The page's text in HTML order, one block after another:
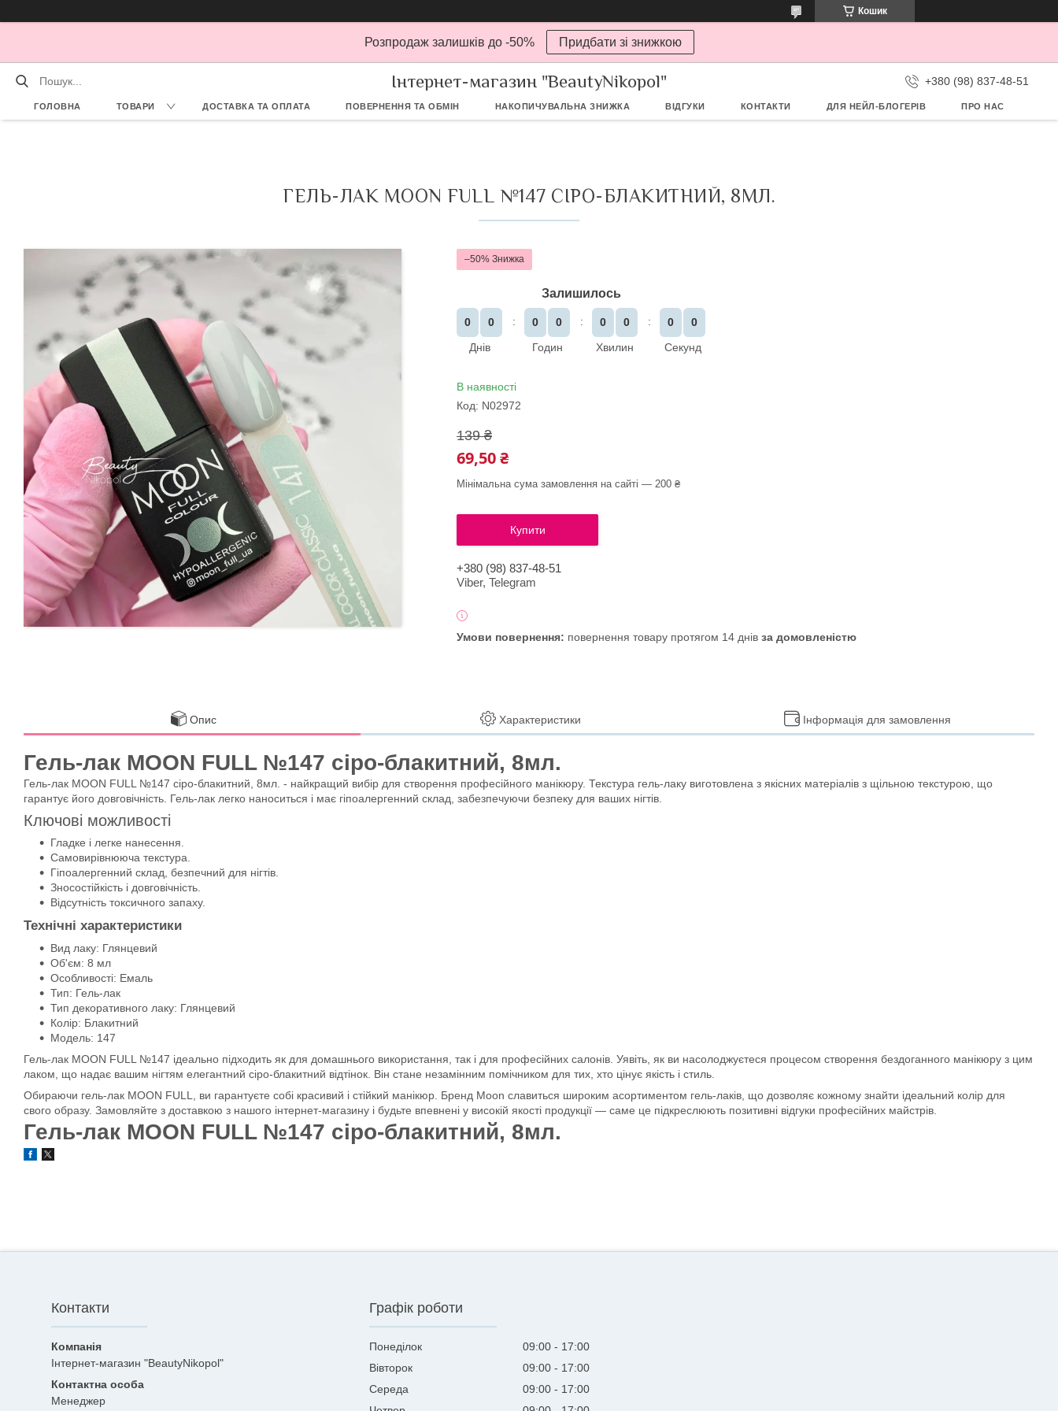
Кошик
Розпродаж залишків до -50% Придбати зі знижкою
Інтернет-магазин "BeautyNikopol" +380 (98) 837-48-51
ГОЛОВНА ТОВАРИ ДОСТАВКА ТА ОПЛАТА ПОВЕРНЕННЯ ТА ОБМІН НАКОПИЧУВАЛЬНА ЗНИЖКА ВІДГУКИ КОНТАКТИ ДЛЯ НЕЙЛ-БЛОГЕРІВ ПРО НАС
ГЕЛЬ-ЛАК MOON FULL №147 СІРО-БЛАКИТНИЙ, 8МЛ.
–50%
Залишилось
0
0
Днів
0
0
Годин
0
0
Хвилин
0
0
Секунд
В наявності
Код: N02972
139 ₴
69,50 ₴
Мінімальна сума замовлення на сайті — 200 ₴
Купити
+380 (98) 837-48-51
Viber, Telegram
повернення товару протягом 14 днів за домовленістю
Опис Характеристики Інформація для замовлення
Гель-лак MOON FULL №147 сіро-блакитний, 8мл.
Гель-лак MOON FULL №147 сіро-блакитний, 8мл. - найкращий вибір для створення професійного манікюру. Текстура гель-лаку виготовлена з якісних матеріалів з щільною текстурою, що
гарантує його довговічність. Гель-лак легко наноситься і має гіпоалергенний склад, забезпечуючи безпеку для ваших нігтів.
Ключові можливості
Гладке і легке нанесення.
Самовирівнююча текстура.
Гіпоалергенний склад, безпечний для нігтів.
Зносостійкість і довговічність.
Відсутність токсичного запаху.
Технічні характеристики
Вид лаку: Глянцевий
Об'єм: 8 мл
Особливості: Емаль
Тип: Гель-лак
Тип декоративного лаку: Глянцевий
Колір: Блакитний
Модель: 147
Гель-лак MOON FULL №147 ідеально підходить як для домашнього використання, так і для професійних салонів. Уявіть, як ви насолоджуєтеся процесом створення бездоганного манікюру з цим
лаком, що надає вашим нігтям елегантний сіро-блакитний відтінок. Він стане незамінним помічником для тих, хто цінує якість і стиль.
Обираючи гель-лак MOON FULL, ви гарантуєте собі красивий і стійкий манікюр. Бренд Moon славиться широким асортиментом гель-лаків, що дозволяє кожному знайти ідеальний колір для
свого образу. Замовляйте з доставкою з нашого інтернет-магазину і будьте впевнені у високій якості продукції — саме це підкреслюють позитивні відгуки професійних майстрів.
Гель-лак MOON FULL №147 сіро-блакитний, 8мл.
Контакти
Інтернет-магазин "BeautyNikopol"
Менеджер
Графік роботи
Понеділок 09:00
17:00
Вівторок
09:00
17:00
Середа
09:00
17:00